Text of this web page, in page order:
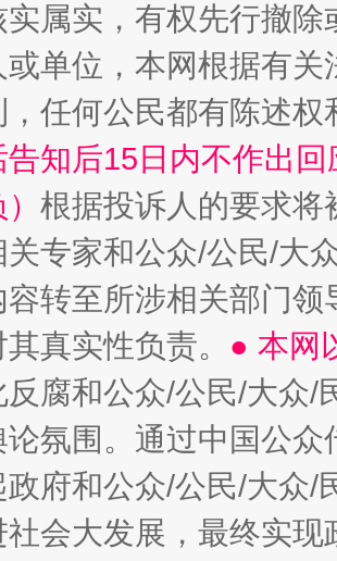
”王建安的艺术幻境
属实，有权先行撤
单位，本网根据有
，任何公民都有陈述
知后15日内不作出
根据投诉人的要求将
专家和公众/公民/大
容转至所涉相关部门
真实性负责。 ● 本网
反腐和公众/公民/大众
论氛围。通过中国公
政府和公众/公民/大众
社会大发展，最终实